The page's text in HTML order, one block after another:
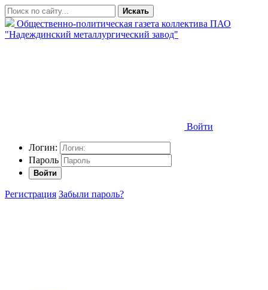
Искать
Общественно-политическая газета коллектива ПАО
"Надеждинский металлургический завод"
Войти
Логин:
Пароль
Войти
Регистрация Забыли пароль?